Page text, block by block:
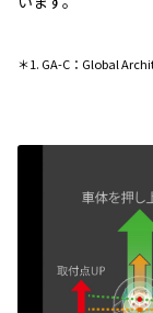
＊1. GA-C：Global